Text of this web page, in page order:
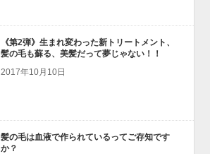
《第2弾》生まれ変わった新トリートメント、
髪の毛も蘇る、美髪だって夢じゃない！！
2017年10月10日
髪の毛は血液で作られているってご存知です
か？